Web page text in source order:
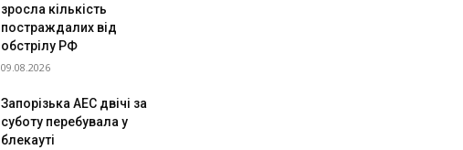
зросла кількість
постраждалих від
обстрілу РФ
09.08.2026
Запорізька АЕС двічі за
суботу перебувала у
блекауті